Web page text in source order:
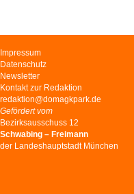
Navigation
überspringen
Impressum
Datenschutz
Newsletter
Kontakt zur Redaktion
redaktion@domagkpark.de
Gefördert vom
Bezirksausschuss 12
Schwabing – Freimann
der Landeshauptstadt München